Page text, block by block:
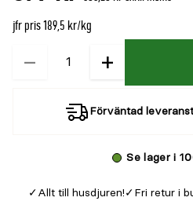
jfr pris 189,5 kr/kg
−
Kvantitet +
Förväntad
Se lager i
Allt till husdjuren! Fri retur i